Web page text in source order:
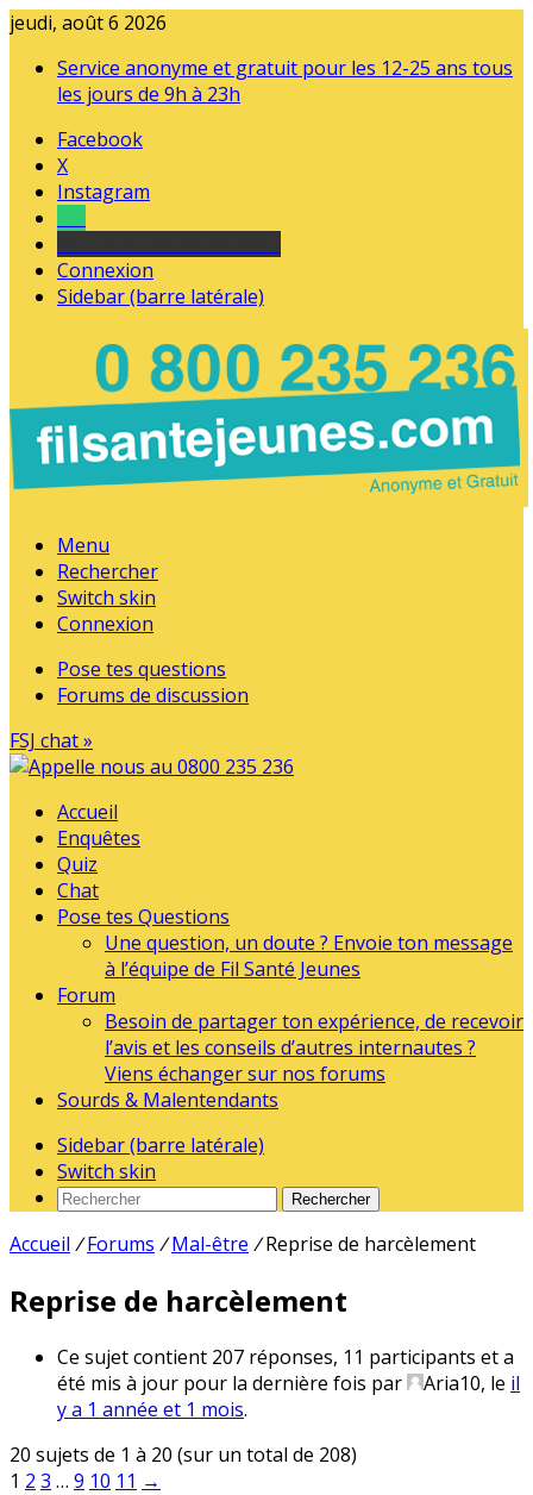
jeudi, août 6 2026
Service anonyme et gratuit pour les 12-25 ans tous
les jours de 9h à 23h
Facebook
X
Instagram
Connexion
Sidebar (barre latérale)
Menu
Rechercher
Switch skin
Connexion
Pose tes questions
Forums de discussion
FSJ chat »
Accueil
Enquêtes
Quiz
Chat
Pose tes Questions
Une question, un doute ? Envoie ton message
à l’équipe de Fil Santé Jeunes
Forum
Besoin de partager ton expérience, de recevoir
l’avis et les conseils d’autres internautes ?
Viens échanger sur nos forums
Sourds & Malentendants
Sidebar (barre latérale)
Switch skin
Rechercher
Accueil / Forums / Mal-être / Reprise de harcèlement
Reprise de harcèlement
Ce sujet contient 207 réponses, 11 participants et a
été mis à jour pour la dernière fois par
Aria10, le il
y a 1 année et 1 mois.
20 sujets de 1 à 20 (sur un total de 208)
1 2 3 … 9 10 11 →